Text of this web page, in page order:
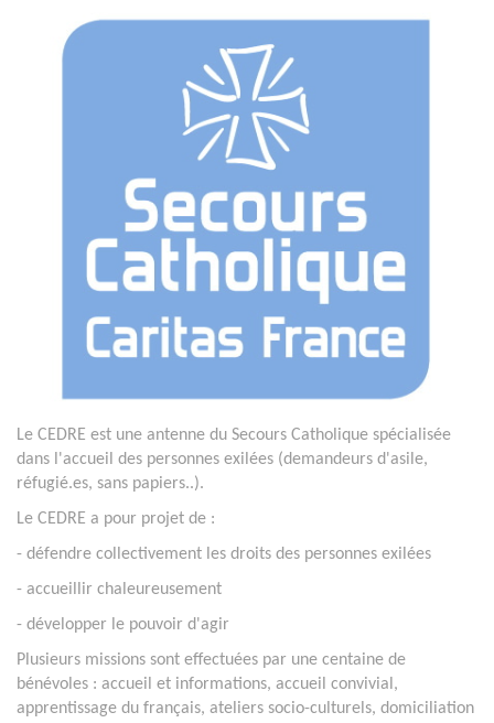
Le CEDRE est une antenne du Secours Catholique spécialisée
dans l'accueil des personnes exilées (demandeurs d'asile,
réfugié.es, sans papiers..).
Le CEDRE a pour projet de :
- défendre collectivement les droits des personnes exilées
- accueillir chaleureusement
- développer le pouvoir d'agir
Plusieurs missions sont effectuées par une centaine de
bénévoles : accueil et informations, accueil convivial,
apprentissage du français, ateliers socio-culturels, domiciliation